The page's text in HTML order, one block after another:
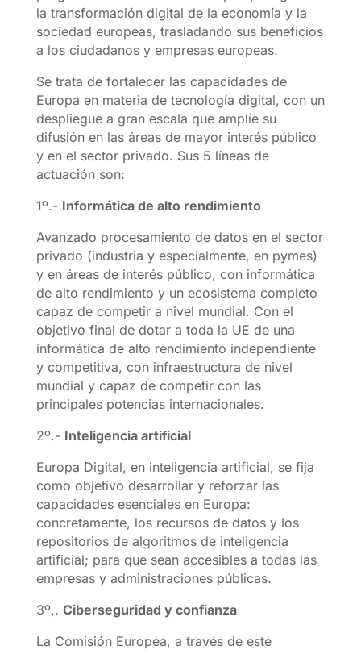
la transformación digital de la economía y la
sociedad europeas, trasladando sus beneficios
a los ciudadanos y empresas europeas.
Se trata de fortalecer las capacidades de
Europa en materia de tecnología digital, con un
despliegue a gran escala que amplíe su
difusión en las áreas de mayor interés público
y en el sector privado. Sus 5 líneas de
actuación son:
1º.- Informática de alto rendimiento
Avanzado procesamiento de datos en el sector
privado (industria y especialmente, en pymes)
y en áreas de interés público, con informática
de alto rendimiento y un ecosistema completo
capaz de competir a nivel mundial. Con el
objetivo final de dotar a toda la UE de una
informática de alto rendimiento independiente
y competitiva, con infraestructura de nivel
mundial y capaz de competir con las
principales potencias internacionales.
2º.- Inteligencia artificial
Europa Digital, en inteligencia artificial, se fija
como objetivo desarrollar y reforzar las
capacidades esenciales en Europa:
concretamente, los recursos de datos y los
repositorios de algoritmos de inteligencia
artificial; para que sean accesibles a todas las
empresas y administraciones públicas.
3º,. Ciberseguridad y confianza
La Comisión Europea, a través de este